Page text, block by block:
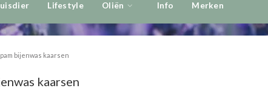
Lifestyle Oliën Info Merken
bijenwas kaarsen
kaarsen